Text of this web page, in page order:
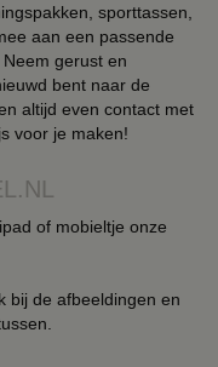
sporttassen,
aan een passende
gerust en
bent naar de
altijd even contact met
voor je maken!
of mobieltje onze
bij de afbeeldingen en